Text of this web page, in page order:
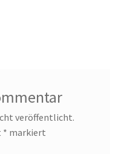
veröffentlicht.
* markiert